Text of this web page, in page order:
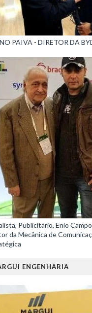
PAIVA - DIRETOR DA
Publicitário, Enio
da Mecânica de
ENGENHARIA